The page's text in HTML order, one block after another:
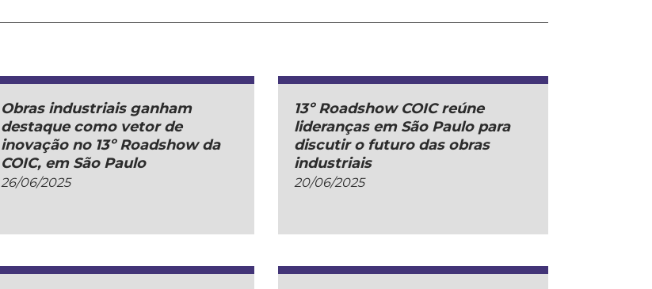
Obras industriais ganham
destaque como vetor de
inovação no 13º Roadshow da
COIC, em São Paulo
26/06/2025
13º Roadshow COIC reúne
lideranças em São Paulo para
discutir o futuro das obras
industriais
20/06/2025